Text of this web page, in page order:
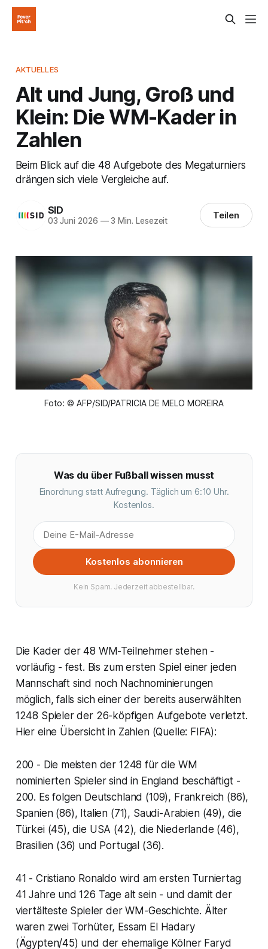
AKTUELLES
Alt und Jung, Groß und
Klein: Die WM-Kader in
Zahlen
Beim Blick auf die 48 Aufgebote des Megaturniers
drängen sich viele Vergleiche auf.
SID
03 Juni 2026 —3 Min. Lesezeit Teilen
Foto: © AFP/SID/PATRICIA DE MELO MOREIRA
Was du über Fußball wissen musst
Einordnung statt Aufregung. Täglich um 6:10 Uhr.
Kostenlos.
Kostenlos abonnieren
Kein Spam. Jederzeit abbestellbar.
Die Kader der 48 WM-Teilnehmer stehen -
vorläufig - fest. Bis zum ersten Spiel einer jeden
Mannschaft sind noch Nachnominierungen
möglich, falls sich einer der bereits auserwählten
1248 Spieler der 26-köpfigen Aufgebote verletzt.
Hier eine Übersicht in Zahlen (Quelle: FIFA):
200 - Die meisten der 1248 für die WM
nominierten Spieler sind in England beschäftigt -
200. Es folgen Deutschland (109), Frankreich (86),
Spanien (86), Italien (71), Saudi-Arabien (49), die
Türkei (45), die USA (42), die Niederlande (46),
Brasilien (36) und Portugal (36).
41 - Cristiano Ronaldo wird am ersten Turniertag
41 Jahre und 126 Tage alt sein - und damit der
viertälteste Spieler der WM-Geschichte. Älter
waren zwei Torhüter, Essam El Hadary
(Ägypten/45) und der ehemalige Kölner Faryd